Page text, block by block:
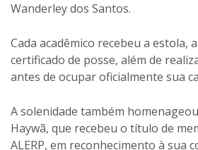
Wanderley dos Santos.
Cada acadêmico recebeu a estola,
certificado de posse, além de
antes de ocupar oficialmente sua
A solenidade também
Haywã, que recebeu o título de
ALERP, em reconhecimento à sua